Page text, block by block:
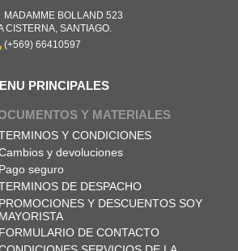
MADAMME BOLLAND 523
CISTERNA, SANTIAGO.
(+569) 66410597
PRINCIPALES
Y MATERIALES
Y CONDICIONES
y devoluciones
Pago seguro
DE DESPACHO
PROMOCIONES Y DESCUENTOS SOY
MAYORISTA
FORMULARIO DE CONTACTO